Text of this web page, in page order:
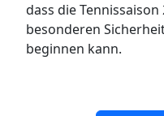
dass die
besonderen
beginnen kann.